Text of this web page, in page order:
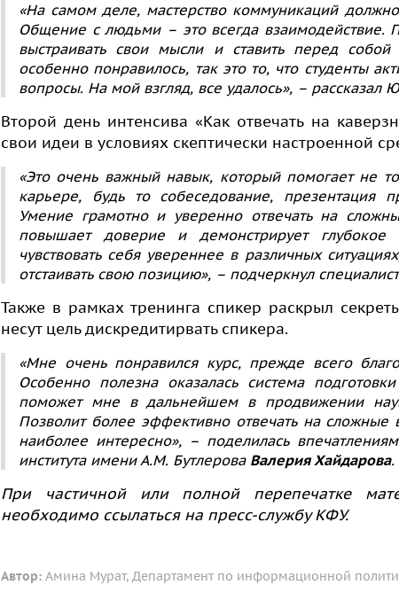
«На самом деле, мастерство коммуникаций
Общение с людьми – это всегда взаимодействие.
выстраивать свои мысли и ставить перед
особенно понравилось, так это то, что студенты
вопросы. На мой взгляд, все удалось», – рассказал
Второй день интенсива «Как отвечать на
свои идеи в условиях скептически настроенной
«Это очень важный навык, который помогает не
карьере, будь то собеседование, презентация
Умение грамотно и уверенно отвечать на
повышает доверие и демонстрирует
чувствовать себя увереннее в различных
отстаивать свою позицию», – подчеркнул
Также в рамках тренинга спикер раскрыл
несут цель дискредитирвать спикера.
«Мне очень понравился курс, прежде всего
Особенно полезна оказалась система
поможет мне в дальнейшем в продвижении
Позволит более эффективно отвечать на
наиболее интересно», – поделилась
института имени А.М. Бутлерова Валерия Хайдарова.
При частичной или полной перепечатке
необходимо ссылаться на пресс-службу КФУ.
Автор: Амина Мурат, Департамент по информационной